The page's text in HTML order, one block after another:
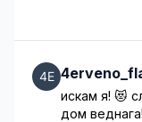
искам я! 😻
дом